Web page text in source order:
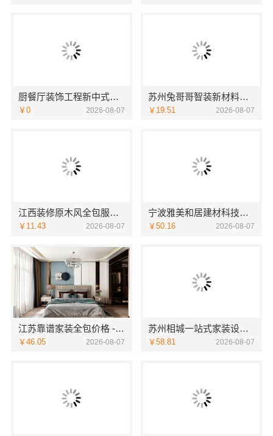
厨餐厅装饰工程新中式为什么江苏东钢金属家居有限公司
￥0 2026-08-07
苏州兔哥哥智装新材料有限公司婚房设计施工一体化
￥19.51 2026-08-07
江西装修原木风全包服务选江西尚宅尚品新型环保材料有限公司
￥11.43 2026-08-07
宁波雅美和居建材科技有限公司-余姚家装设计到店咨询
￥50.16 2026-08-07
江苏靠谱家装全包价格 - 常州宜居佳装饰
￥46.05 2026-08-07
苏州相城一站式家装设计多少钱拎包入住苏州百年豪庭新材料有限公司
￥58.81 2026-08-07